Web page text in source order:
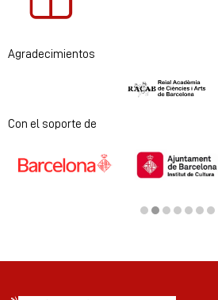
Agradecimientos
Diapositiva 1 de 2
Con el soporte de